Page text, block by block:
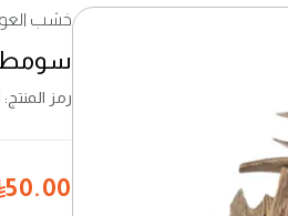
خشب
رمز المنتج:
50.00